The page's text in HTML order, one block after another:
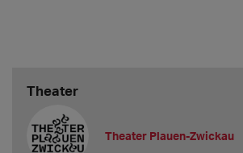
Theater
Theater Plauen-Zwickau